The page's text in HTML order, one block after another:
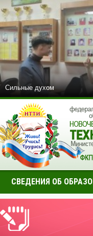
Сильные духом
СВЕДЕНИЯ ОБ